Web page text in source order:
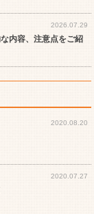
2026.07.29
内容、注意点をご紹
2020.08.20
2020.07.27